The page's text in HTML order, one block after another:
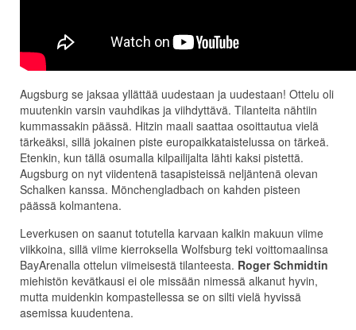
Augsburg se jaksaa yllättää uudestaan ja uudestaan! Ottelu oli
muutenkin varsin vauhdikas ja viihdyttävä. Tilanteita nähtiin
kummassakin päässä. Hitzin maali saattaa osoittautua vielä
tärkeäksi, sillä jokainen piste europaikkataistelussa on tärkeä.
Etenkin, kun tällä osumalla kilpailijalta lähti kaksi pistettä.
Augsburg on nyt viidentenä tasapisteissä neljäntenä olevan
Schalken kanssa. Mönchengladbach on kahden pisteen
päässä kolmantena.
Leverkusen on saanut totutella karvaan kalkin makuun viime
viikkoina, sillä viime kierroksella Wolfsburg teki voittomaalinsa
BayArenalla ottelun viimeisestä tilanteesta. Roger Schmidtin
miehistön kevätkausi ei ole missään nimessä alkanut hyvin,
mutta muidenkin kompastellessa se on silti vielä hyvissä
asemissa kuudentena.